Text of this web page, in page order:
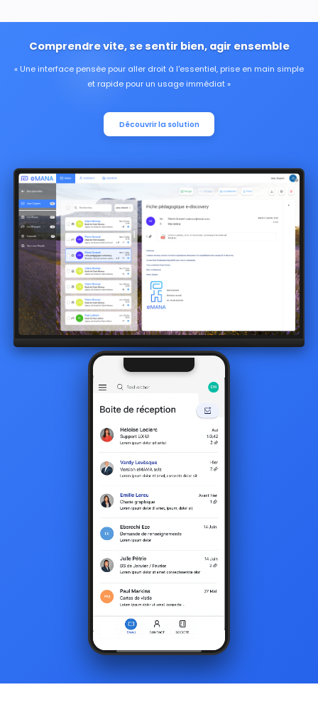
Comprendre vite, se sentir bien, agir ensemble
Une interface pensée pour aller droit à l'essentiel, prise en main simple
et rapide pour un usage immédiat
Découvrir la solution